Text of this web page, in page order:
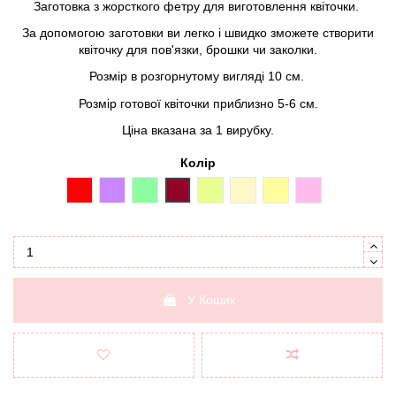
Заготовка з жорсткого фетру для виготовлення квіточки.
За допомогою заготовки ви легко і швидко зможете створити
квіточку для пов'язки, брошки чи заколки.
Розмір в розгорнутому вигляді 10 см.
Розмір готової квіточки приблизно 5-6 см.
Ціна вказана за 1 вирубку.
Колір
У Кошик